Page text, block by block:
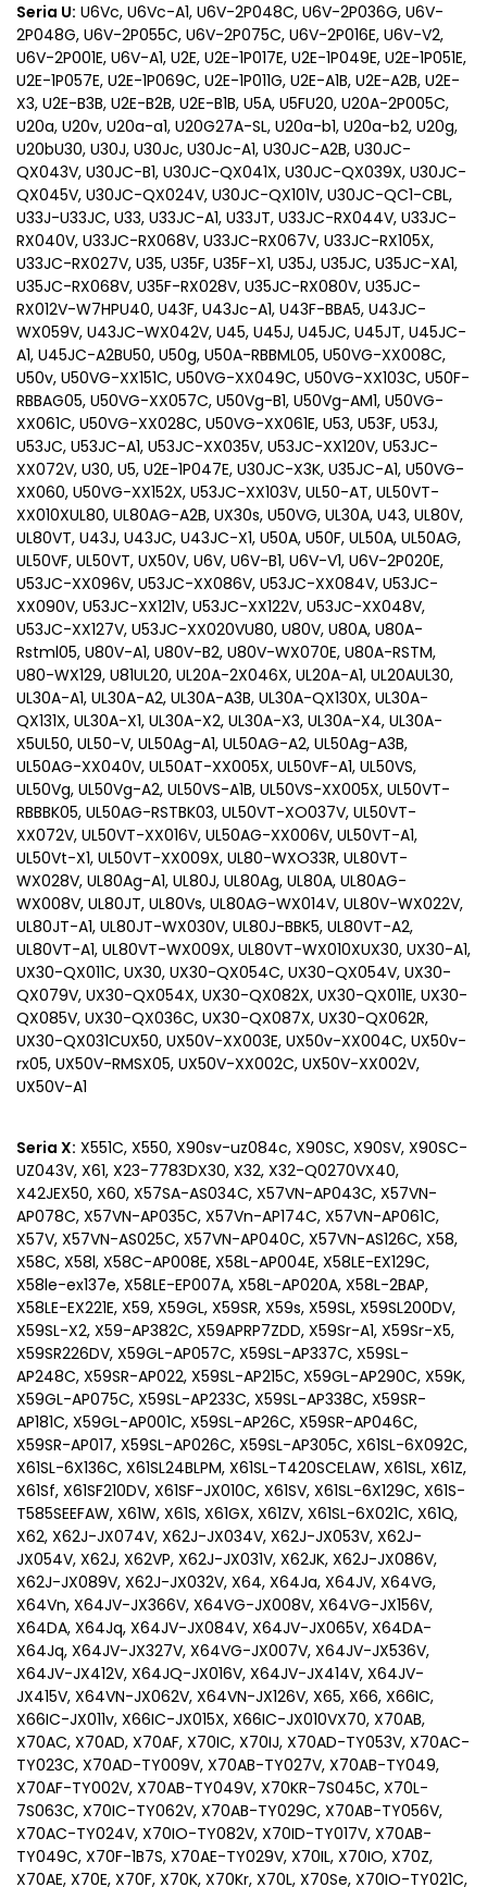
Seria U: U6Vc, U6Vc-A1, U6V-2P048C, U6V-2P036G, U6V-
2P048G, U6V-2P055C, U6V-2P075C, U6V-2P016E, U6V-V2,
U6V-2P001E, U6V-A1, U2E, U2E-1P017E, U2E-1P049E, U2E-1P051E,
U2E-1P057E, U2E-1P069C, U2E-1P011G, U2E-A1B, U2E-A2B, U2E-
X3, U2E-B3B, U2E-B2B, U2E-B1B, U5A, U5FU20, U20A-2P005C,
U20a, U20v, U20a-a1, U20G27A-SL, U20a-b1, U20a-b2, U20g,
U20bU30, U30J, U30Jc, U30Jc-A1, U30JC-A2B, U30JC-
QX043V, U30JC-B1, U30JC-QX041X, U30JC-QX039X, U30JC-
QX045V, U30JC-QX024V, U30JC-QX101V, U30JC-QC1-CBL,
U33J-U33JC, U33, U33JC-A1, U33JT, U33JC-RX044V, U33JC-
RX040V, U33JC-RX068V, U33JC-RX067V, U33JC-RX105X,
U33JC-RX027V, U35, U35F, U35F-X1, U35J, U35JC, U35JC-XA1,
U35JC-RX068V, U35F-RX028V, U35JC-RX080V, U35JC-
RX012V-W7HPU40, U43F, U43Jc-A1, U43F-BBA5, U43JC-
WX059V, U43JC-WX042V, U45, U45J, U45JC, U45JT, U45JC-
A1, U45JC-A2BU50, U50g, U50A-RBBML05, U50VG-XX008C,
U50v, U50VG-XX151C, U50VG-XX049C, U50VG-XX103C, U50F-
RBBAG05, U50VG-XX057C, U50Vg-B1, U50Vg-AM1, U50VG-
XX061C, U50VG-XX028C, U50VG-XX061E, U53, U53F, U53J,
U53JC, U53JC-A1, U53JC-XX035V, U53JC-XX120V, U53JC-
XX072V, U30, U5, U2E-1P047E, U30JC-X3K, U35JC-A1, U50VG-
XX060, U50VG-XX152X, U53JC-XX103V, UL50-AT, UL50VT-
XX010XUL80, UL80AG-A2B, UX30s, U50VG, UL30A, U43, UL80V,
UL80VT, U43J, U43JC, U43JC-X1, U50A, U50F, UL50A, UL50AG,
UL50VF, UL50VT, UX50V, U6V, U6V-B1, U6V-V1, U6V-2P020E,
U53JC-XX096V, U53JC-XX086V, U53JC-XX084V, U53JC-
XX090V, U53JC-XX121V, U53JC-XX122V, U53JC-XX048V,
U53JC-XX127V, U53JC-XX020VU80, U80V, U80A, U80A-
Rstml05, U80V-A1, U80V-B2, U80V-WX070E, U80A-RSTM,
U80-WX129, U81UL20, UL20A-2X046X, UL20A-A1, UL20AUL30,
UL30A-A1, UL30A-A2, UL30A-A3B, UL30A-QX130X, UL30A-
QX131X, UL30A-X1, UL30A-X2, UL30A-X3, UL30A-X4, UL30A-
X5UL50, UL50-V, UL50Ag-A1, UL50AG-A2, UL50Ag-A3B,
UL50AG-XX040V, UL50AT-XX005X, UL50VF-A1, UL50VS,
UL50Vg, UL50Vg-A2, UL50VS-A1B, UL50VS-XX005X, UL50VT-
RBBBK05, UL50AG-RSTBK03, UL50VT-XO037V, UL50VT-
XX072V, UL50VT-XX016V, UL50AG-XX006V, UL50VT-A1,
UL50Vt-X1, UL50VT-XX009X, UL80-WXO33R, UL80VT-
WX028V, UL80Ag-A1, UL80J, UL80Ag, UL80A, UL80AG-
WX008V, UL80JT, UL80Vs, UL80AG-WX014V, UL80V-WX022V,
UL80JT-A1, UL80JT-WX030V, UL80J-BBK5, UL80VT-A2,
UL80VT-A1, UL80VT-WX009X, UL80VT-WX010XUX30, UX30-A1,
UX30-QX011C, UX30, UX30-QX054C, UX30-QX054V, UX30-
QX079V, UX30-QX054X, UX30-QX082X, UX30-QX011E, UX30-
QX085V, UX30-QX036C, UX30-QX087X, UX30-QX062R,
UX30-QX031CUX50, UX50V-XX003E, UX50v-XX004C, UX50v-
rx05, UX50V-RMSX05, UX50V-XX002C, UX50V-XX002V,
UX50V-A1
Seria X: X551C, X550, X90sv-uz084c, X90SC, X90SV, X90SC-
UZ043V, X61, X23-7783DX30, X32, X32-Q0270VX40,
X42JEX50, X60, X57SA-AS034C, X57VN-AP043C, X57VN-
AP078C, X57VN-AP035C, X57Vn-AP174C, X57VN-AP061C,
X57V, X57VN-AS025C, X57VN-AP040C, X57VN-AS126C, X58,
X58C, X58l, X58C-AP008E, X58L-AP004E, X58LE-EX129C,
X58le-ex137e, X58LE-EP007A, X58L-AP020A, X58L-2BAP,
X58LE-EX221E, X59, X59GL, X59SR, X59s, X59SL, X59SL200DV,
X59SL-X2, X59-AP382C, X59APRP7ZDD, X59Sr-A1, X59Sr-X5,
X59SR226DV, X59GL-AP057C, X59SL-AP337C, X59SL-
AP248C, X59SR-AP022, X59SL-AP215C, X59GL-AP290C, X59K,
X59GL-AP075C, X59SL-AP233C, X59SL-AP338C, X59SR-
AP181C, X59GL-AP001C, X59SL-AP26C, X59SR-AP046C,
X59SR-AP017, X59SL-AP026C, X59SL-AP305C, X61SL-6X092C,
X61SL-6X136C, X61SL24BLPM, X61SL-T420SCELAW, X61SL, X61Z,
X61Sf, X61SF210DV, X61SF-JX010C, X61SV, X61SL-6X129C, X61S-
T585SEEFAW, X61W, X61S, X61GX, X61ZV, X61SL-6X021C, X61Q,
X62, X62J-JX074V, X62J-JX034V, X62J-JX053V, X62J-
JX054V, X62J, X62VP, X62J-JX031V, X62JK, X62J-JX086V,
X62J-JX089V, X62J-JX032V, X64, X64Ja, X64JV, X64VG,
X64Vn, X64JV-JX366V, X64VG-JX008V, X64VG-JX156V,
X64DA, X64Jq, X64JV-JX084V, X64JV-JX065V, X64DA-
X64Jq, X64JV-JX327V, X64VG-JX007V, X64JV-JX536V,
X64JV-JX412V, X64JQ-JX016V, X64JV-JX414V, X64JV-
JX415V, X64VN-JX062V, X64VN-JX126V, X65, X66, X66IC,
X66IC-JX011v, X66IC-JX015X, X66IC-JX010VX70, X70AB,
X70AC, X70AD, X70AF, X70IC, X70IJ, X70AD-TY053V, X70AC-
TY023C, X70AD-TY009V, X70AB-TY027V, X70AB-TY049,
X70AF-TY002V, X70AB-TY049V, X70KR-7S045C, X70L-
7S063C, X70IC-TY062V, X70AB-TY029C, X70AB-TY056V,
X70AC-TY024V, X70IO-TY082V, X70ID-TY017V, X70AB-
TY049C, X70F-1B7S, X70AE-TY029V, X70IL, X70IO, X70Z,
X70AE, X70E, X70F, X70K, X70Kr, X70L, X70Se, X70IO-TY021C,